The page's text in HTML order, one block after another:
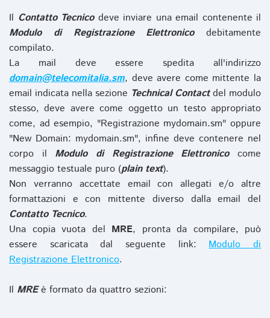
Il Contatto Tecnicodeve inviare una email contenente il
Modulo di Registrazione Elettronicodebitamente
compilato.
La mail deve essere spedita all'indirizzo
domain@telecomitalia.sm, deve avere come mittente la
email indicata nella sezione Technical Contactdel modulo
stesso, deve avere come oggetto un testo appropriato
come, ad esempio, "Registrazione mydomain.sm" oppure
"New Domain: mydomain.sm", infine deve contenere nel
corpo il Modulo di Registrazione Elettronicocome
messaggio testuale puro (plain text).
Non verranno accettate email con allegati e/o altre
formattazioni e con mittente diverso dalla email del
Contatto Tecnico.
Una copia vuota del MRE, pronta da compilare, può
essere scaricata dal seguente link:Modulo di
Registrazione Elettronico.
Il MREè formato da quattro sezioni: